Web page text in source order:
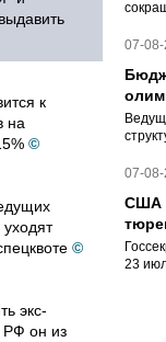
к
на
©
©
экс-
РФ он из
07-
07-
США
23